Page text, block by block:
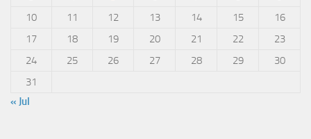
10
11 12 13 14 15
16
17
18 19 20 21 22
23
24
25 26 27 28 29
30
31
« Jul